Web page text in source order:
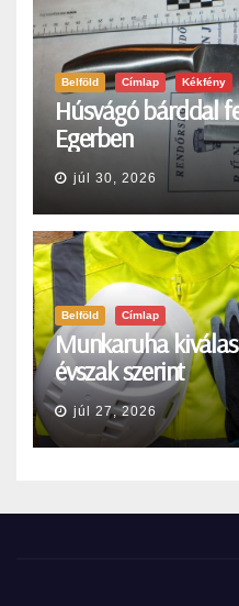
Belföld Címlap Kékfény
Húsvágó bárddal
Egerben
júl 30, 2026
Belföld Címlap
Munkaruha
évszak szerint
júl 27, 2026